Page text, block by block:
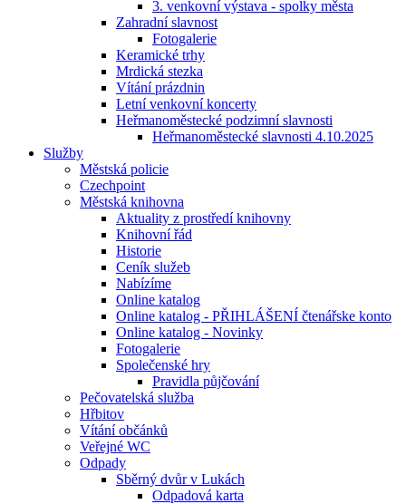
3. venkovní výstava - spolky města
Zahradní slavnost
Fotogalerie
Keramické trhy
Mrdická stezka
Vítání prázdnin
Letní venkovní koncerty
Heřmanoměstecké podzimní slavnosti
Heřmanoměstecké slavnosti 4.10.2025
Služby
Městská policie
Czechpoint
Městská knihovna
Aktuality z prostředí knihovny
Knihovní řád
Historie
Ceník služeb
Nabízíme
Online katalog
Online katalog - PŘIHLÁŠENÍ čtenářske konto
Online katalog - Novinky
Fotogalerie
Společenské hry
Pravidla půjčování
Pečovatelská služba
Hřbitov
Vítání občánků
Veřejné WC
Odpady
Sběrný dvůr v Lukách
Odpadová karta